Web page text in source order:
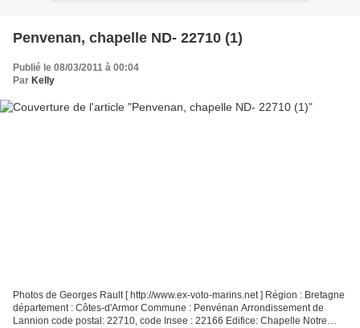
Penvenan, chapelle ND- 22710 (1)
Publié le 08/03/2011 à 00:04
Par Kelly
Photos de Georges Rault [ http://www.ex-voto-marins.net ] Région : Bretagne
département : Côtes-d'Armor Commune : Penvénan Arrondissement de
Lannion code postal: 22710, code Insee : 22166 Edifice: Chapelle Notre